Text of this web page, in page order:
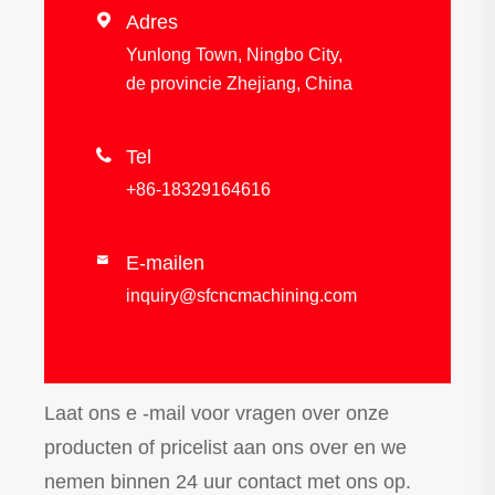
 Adres
Yunlong Town, Ningbo City,
de provincie Zhejiang, China
 Tel
+86-18329164616
 E-mailen
inquiry@sfcncmachining.com
Laat ons e -mail voor vragen over onze
producten of pricelist aan ons over en we
nemen binnen 24 uur contact met ons op.